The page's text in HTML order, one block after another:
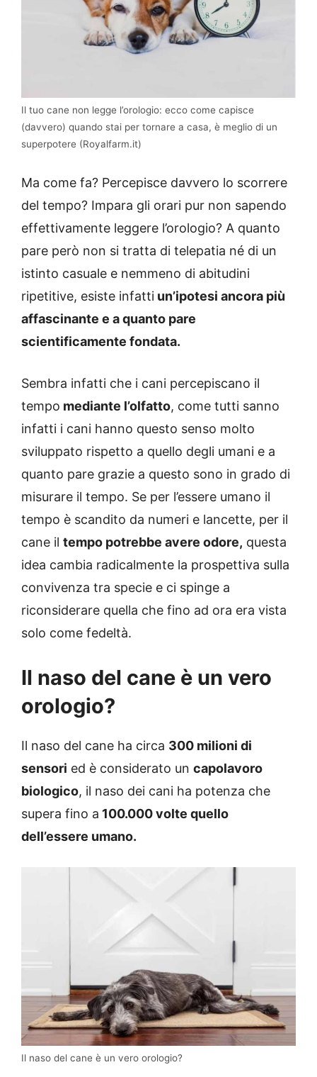
Il tuo cane non legge l’orologio: ecco come capisce
(davvero) quando stai per tornare a casa, è meglio di un
superpotere (Royalfarm.it)
Ma come fa? Percepisce davvero lo scorrere
del tempo? Impara gli orari pur non sapendo
effettivamente leggere l’orologio? A quanto
pare però non si tratta di telepatia né di un
istinto casuale e nemmeno di abitudini
ripetitive, esiste infatti un’ipotesi ancora più
affascinante e a quanto pare
scientificamente fondata.
Sembra infatti che i cani percepiscano il
tempo mediante l’olfatto, come tutti sanno
infatti i cani hanno questo senso molto
sviluppato rispetto a quello degli umani e a
quanto pare grazie a questo sono in grado di
misurare il tempo. Se per l’essere umano il
tempo è scandito da numeri e lancette, per il
cane il tempo potrebbe avere odore, questa
idea cambia radicalmente la prospettiva sulla
convivenza tra specie e ci spinge a
riconsiderare quella che fino ad ora era vista
solo come fedeltà.
Il naso del cane è un vero
orologio?
Il naso del cane ha circa 300 milioni di
sensori ed è considerato un capolavoro
biologico, il naso dei cani ha potenza che
supera fino a 100.000 volte quello
dell’essere umano.
Il naso del cane è un vero orologio?